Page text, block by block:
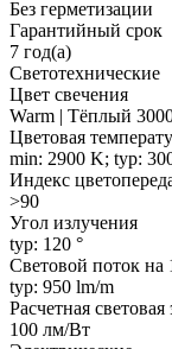
Без герметизации
Гарантийный срок
7 год(а)
Светотехнические
Цвет свечения
Warm | Тёплый
Цветовая
min: 2900 K; typ:
Индекс
>90
Угол излучения
typ: 120 °
Световой поток на
typ: 950 lm/m
Расчетная
100 лм/Вт